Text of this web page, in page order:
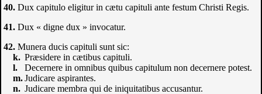
Dux capitulo eligitur in cætu capituli ante festum Christi Regis.
Dux « digne dux » invocatur.
Munera ducis capituli sunt sic:
Præsidere in cætibus capituli.
Decernere in omnibus quibus capitulum non decernere potest.
Judicare aspirantes.
Judicare membra qui de iniquitatibus accusantur.